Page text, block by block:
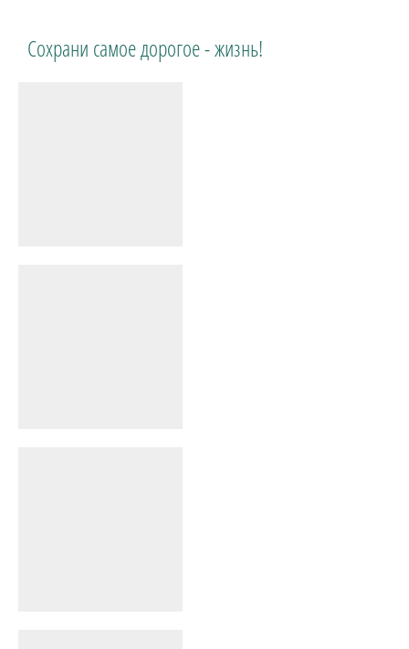
Сохрани самое дорогое - жизнь!